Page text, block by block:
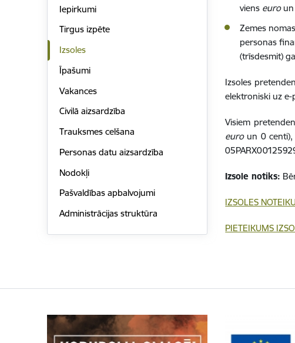
Iepirkumi
Tirgus izpēte
Izsoles
Īpašumi
Vakances
Civilā aizsardzība
Trauksmes celšana
Personas datu aizsardzība
Nodokļi
Pašvaldības apbalvojumi
Administrācijas struktūra
viens euroun
Zemes
personas
(trīsdesmit)
Izsoles
elektroniski uz
Visiem
euro un 0 centi),
Izsole notiks:
IZSOLES
PIETEIKUMS